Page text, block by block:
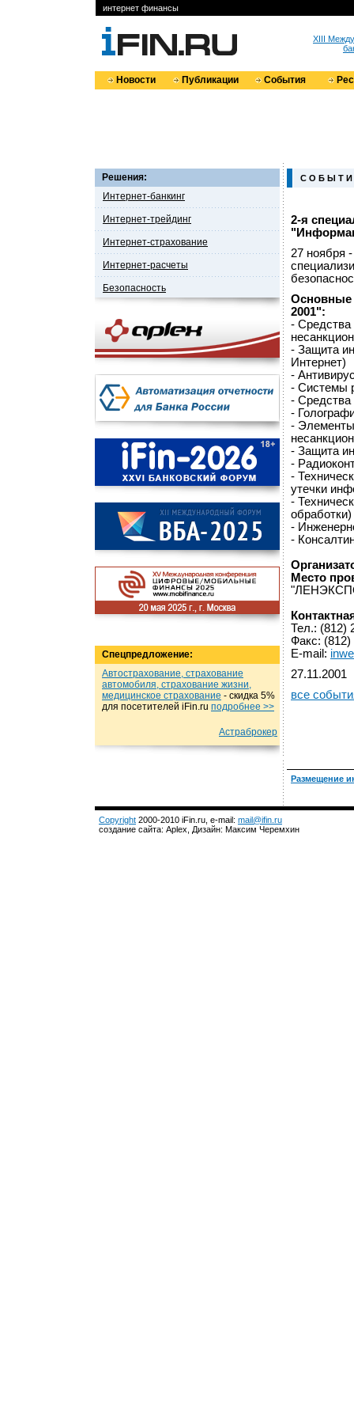
интернет финансы
XIII
Новости Публикации События
Решения:
Интернет-банкинг
Интернет-трейдинг
Интернет-страхование
Интернет-расчеты
Безопасность
Спецпредложение:
Автострахование, страхование
автомобиля, страхование жизни,
медицинское страхование - cкидка 5%
для посетителей iFin.ru подробнеe >>
Астраброкер
С О Б Ы Т И
2-я
27 ноября
Основные
2001":
- Средства
- Защита
Интернет)
-
- Системы
- Средства
-
-
- Защита
-
-
утечки
-
обработки)
-
-
Место
Тел.: (812)
Факс: (812)
E-mail:
27.11.2001
все
Размещение
Copyright 2000-2010 iFin.ru, e-mail: mail@ifin.ru
создание сайта: Aplex, Дизайн: Максим Черемхин